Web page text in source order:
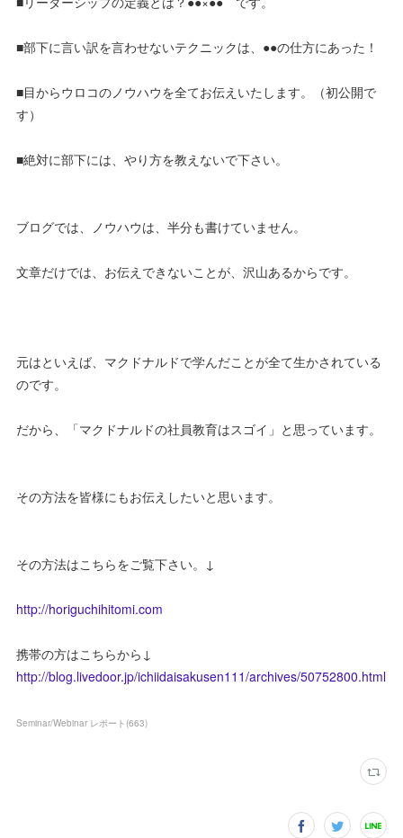
■部下に言い訳を言わせないテクニックは、●●の仕方にあった！
■目からウロコのノウハウを全てお伝えいたします。（初公開で
す）
■絶対に部下には、やり方を教えないで下さい。
ブログでは、ノウハウは、半分も書けていません。
文章だけでは、お伝えできないことが、沢山あるからです。
元はといえば、マクドナルドで学んだことが全て生かされている
のです。
だから、「マクドナルドの社員教育はスゴイ」と思っています。
その方法を皆様にもお伝えしたいと思います。
その方法はこちらをご覧下さい。↓
http://horiguchihitomi.com
携帯の方はこちらから↓
http://blog.livedoor.jp/ichiidaisakusen111/archives/50752800.html
Seminar/Webinar レポート (663)